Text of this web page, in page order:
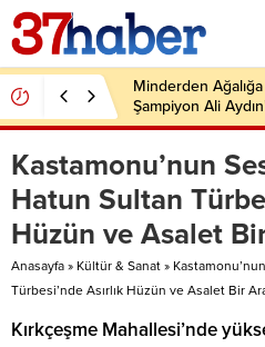
Minderden
Şampiyon Ali
Dönüş
Kastamonu’nun
Hatun Sultan
Hüzün ve Asalet
Anasayfa » Kültür & Sanat »
Türbesi’nde Asırlık Hüzün ve Asalet Bir
Kırkçeşme Mahallesi’nde